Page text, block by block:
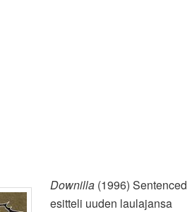
Downilla (1996) Sentenced
esitteli uuden laulajansa